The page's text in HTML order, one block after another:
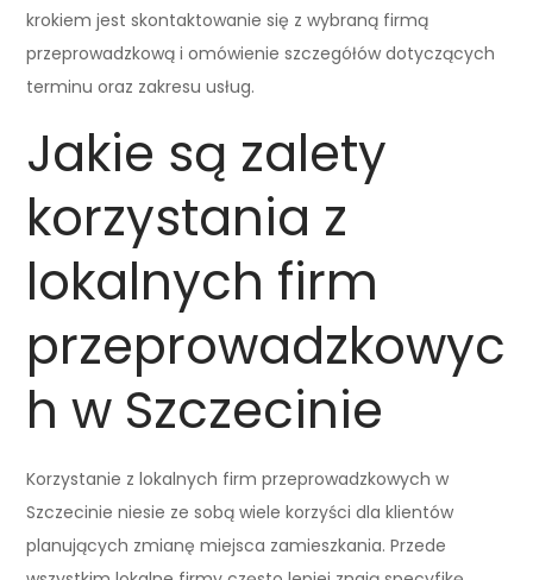
krokiem jest skontaktowanie się z wybraną firmą
przeprowadzkową i omówienie szczegółów dotyczących
terminu oraz zakresu usług.
Jakie są zalety
korzystania z
lokalnych firm
przeprowadzkowyc
h w Szczecinie
Korzystanie z lokalnych firm przeprowadzkowych w
Szczecinie niesie ze sobą wiele korzyści dla klientów
planujących zmianę miejsca zamieszkania. Przede